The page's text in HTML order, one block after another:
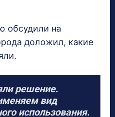
обсудили на
доложил, какие
решение.
вид
использования.